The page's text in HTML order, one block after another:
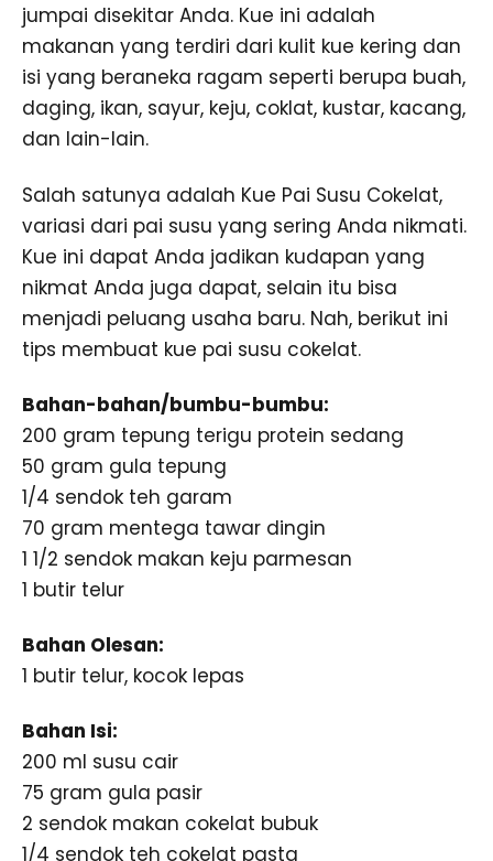
jumpai disekitar Anda. Kue ini adalah
makanan yang terdiri dari kulit kue kering dan
isi yang beraneka ragam seperti berupa buah,
daging, ikan, sayur, keju, coklat, kustar, kacang,
dan lain-lain.
Salah satunya adalah Kue Pai Susu Cokelat,
variasi dari pai susu yang sering Anda nikmati.
Kue ini dapat Anda jadikan kudapan yang
nikmat Anda juga dapat, selain itu bisa
menjadi peluang usaha baru. Nah, berikut ini
tips membuat kue pai susu cokelat.
Bahan-bahan/bumbu-bumbu:
200 gram tepung terigu protein sedang
50 gram gula tepung
1/4 sendok teh garam
70 gram mentega tawar dingin
1 1/2 sendok makan keju parmesan
1 butir telur
Bahan Olesan:
1 butir telur, kocok lepas
Bahan Isi:
200 ml susu cair
75 gram gula pasir
2 sendok makan cokelat bubuk
1/4 sendok teh cokelat pasta